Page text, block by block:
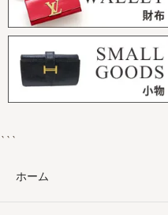
```
ホーム